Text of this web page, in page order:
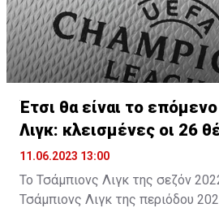
Έτσι θα είναι το
Λιγκ: κλεισμένες οι 26
ομίλων
11.06.2023 13:00
Το Τσάμπιονς Λιγκ της σεζόν
Τσάμπιονς Λιγκ της περιόδου